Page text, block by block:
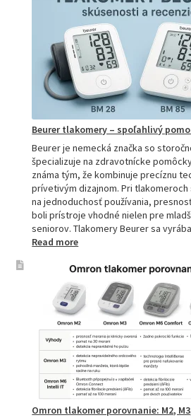
Beurer tlakomery – spoľahlivý
Beurer je nemecká značka so
špecializuje na zdravotnícke
známa tým, že kombinuje precíznu
prívetivým dizajnom. Pri tlakomeroch
na jednoduchosť používania,
boli prístroje vhodné nielen pre
seniorov. Tlakomery Beurer sa
Read more:
tlakomery
spoľahlivý
pomocník
pre
zdravie
Omron tlakomer porovnanie: M2,